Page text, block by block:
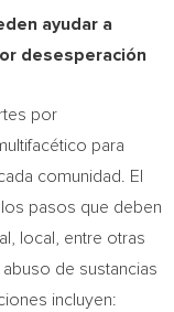
ayudar a
desesperación
por
para
comunidad. El
pasos que deben
local, entre otras
de sustancias
incluyen: